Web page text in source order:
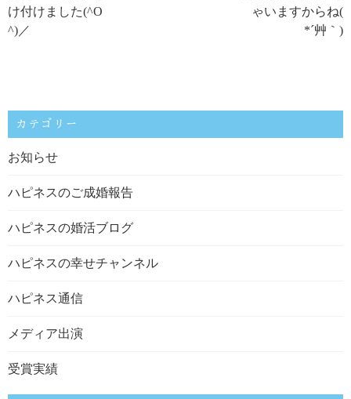
け付けました(^O
^)／
ゃいますからね(
*´艸｀)
カテゴリー
お知らせ
ハピネスのご成婚報告
ハピネスの婚活ブログ
ハピネスの幸せチャンネル
ハピネス通信
メディア出演
受賞実績